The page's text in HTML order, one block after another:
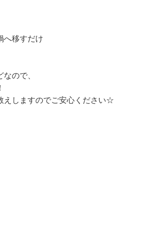
清掃やアメニティの確認
なので、